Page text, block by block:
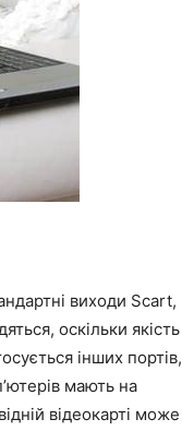
виходи Scart,
оскільки якість
інших портів,
мають на
відеокарті може